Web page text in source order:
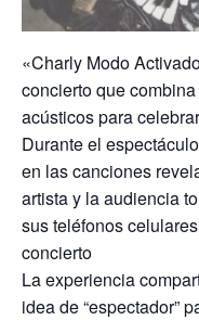
«Charly Modo
concierto que
acústicos para
Durante el
en las canciones
artista y la audiencia
sus teléfonos
concierto
La experiencia
idea de “espectador”